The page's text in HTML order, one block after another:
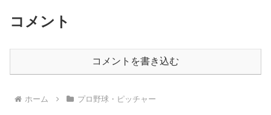
コメント
コメントを書き込む
ホーム プロ野球・ピッチャー